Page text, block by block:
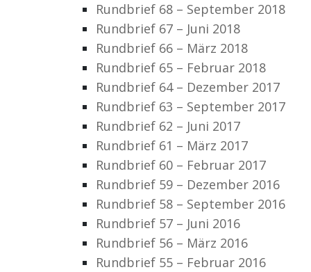
Rundbrief 68 – September 2018
Rundbrief 67 – Juni 2018
Rundbrief 66 – März 2018
Rundbrief 65 – Februar 2018
Rundbrief 64 – Dezember 2017
Rundbrief 63 – September 2017
Rundbrief 62 – Juni 2017
Rundbrief 61 – März 2017
Rundbrief 60 – Februar 2017
Rundbrief 59 – Dezember 2016
Rundbrief 58 – September 2016
Rundbrief 57 – Juni 2016
Rundbrief 56 – März 2016
Rundbrief 55 – Februar 2016